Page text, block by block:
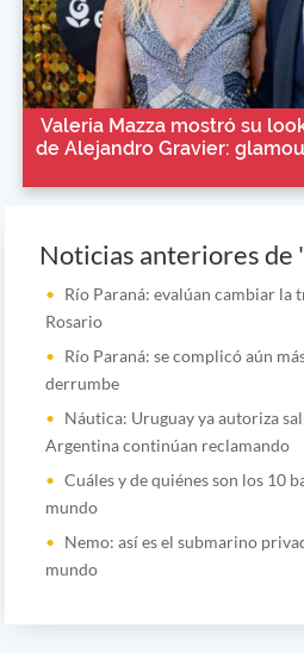
Valeria Mazza mostró su
de Alejandro Gravier:
Noticias anteriores de
Río Paraná: evalúan cambiar la
Rosario
Río Paraná: se complicó aún
derrumbe
Náutica: Uruguay ya autoriza
Argentina continúan reclamando
Cuáles y de quiénes son los 10
mundo
Nemo: así es el submarino
mundo